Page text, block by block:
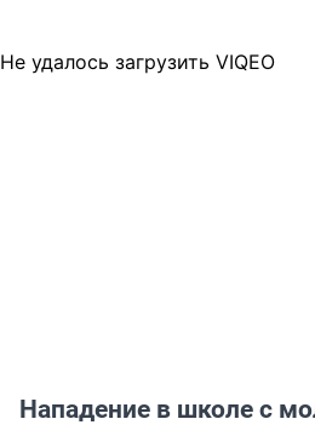
Не удалось загрузить VIQEO
Нападение в школе с